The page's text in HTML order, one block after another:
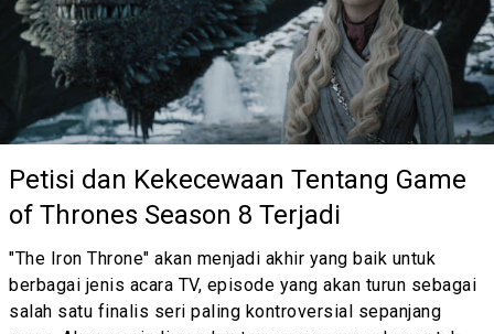
Petisi dan Kekecewaan Tentang Game
of Thrones Season 8 Terjadi
"The Iron Throne" akan menjadi akhir yang baik untuk
berbagai jenis acara TV, episode yang akan turun sebagai
salah satu finalis seri paling kontroversial sepanjang